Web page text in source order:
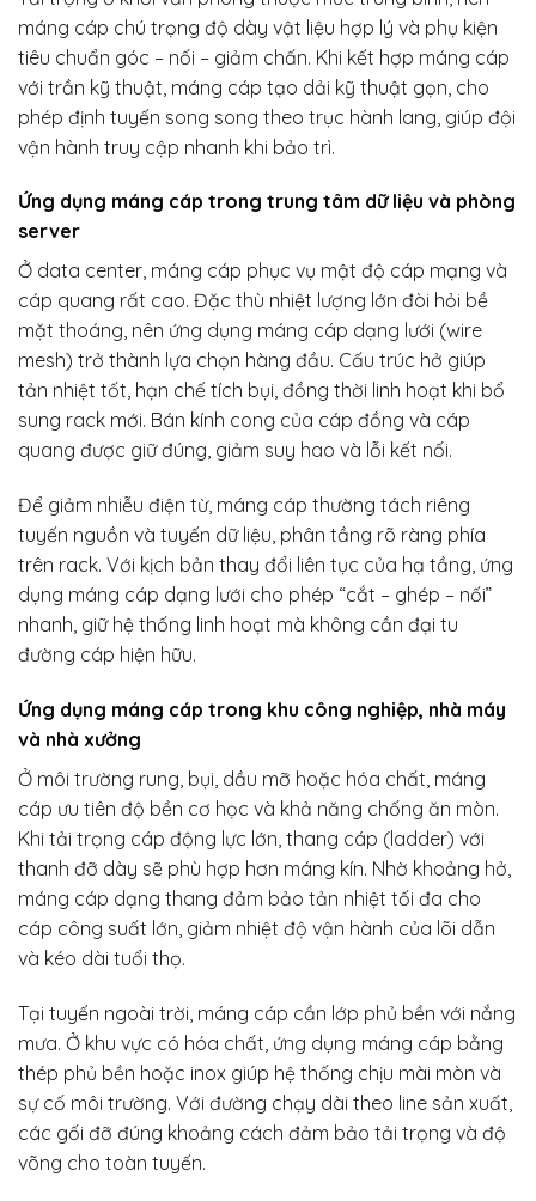
máng cáp chú trọng độ dày vật liệu hợp lý và phụ kiện
tiêu chuẩn góc – nối – giảm chấn. Khi kết hợp máng cáp
với trần kỹ thuật, máng cáp tạo dải kỹ thuật gọn, cho
phép định tuyến song song theo trục hành lang, giúp đội
vận hành truy cập nhanh khi bảo trì.
Ứng dụng máng cáp trong trung tâm dữ liệu và phòng
server
Ở data center, máng cáp phục vụ mật độ cáp mạng và
cáp quang rất cao. Đặc thù nhiệt lượng lớn đòi hỏi bề
mặt thoáng, nên ứng dụng máng cáp dạng lưới (wire
mesh) trở thành lựa chọn hàng đầu. Cấu trúc hở giúp
tản nhiệt tốt, hạn chế tích bụi, đồng thời linh hoạt khi bổ
sung rack mới. Bán kính cong của cáp đồng và cáp
quang được giữ đúng, giảm suy hao và lỗi kết nối.
Để giảm nhiễu điện từ, máng cáp thường tách riêng
tuyến nguồn và tuyến dữ liệu, phân tầng rõ ràng phía
trên rack. Với kịch bản thay đổi liên tục của hạ tầng, ứng
dụng máng cáp dạng lưới cho phép “cắt – ghép – nối”
nhanh, giữ hệ thống linh hoạt mà không cần đại tu
đường cáp hiện hữu.
Ứng dụng máng cáp trong khu công nghiệp, nhà máy
và nhà xưởng
Ở môi trường rung, bụi, dầu mỡ hoặc hóa chất, máng
cáp ưu tiên độ bền cơ học và khả năng chống ăn mòn.
Khi tải trọng cáp động lực lớn, thang cáp (ladder) với
thanh đỡ dày sẽ phù hợp hơn máng kín. Nhờ khoảng hở,
máng cáp dạng thang đảm bảo tản nhiệt tối đa cho
cáp công suất lớn, giảm nhiệt độ vận hành của lõi dẫn
và kéo dài tuổi thọ.
Tại tuyến ngoài trời, máng cáp cần lớp phủ bền với nắng
mưa. Ở khu vực có hóa chất, ứng dụng máng cáp bằng
thép phủ bền hoặc inox giúp hệ thống chịu mài mòn và
sự cố môi trường. Với đường chạy dài theo line sản xuất,
các gối đỡ đúng khoảng cách đảm bảo tải trọng và độ
võng cho toàn tuyến.